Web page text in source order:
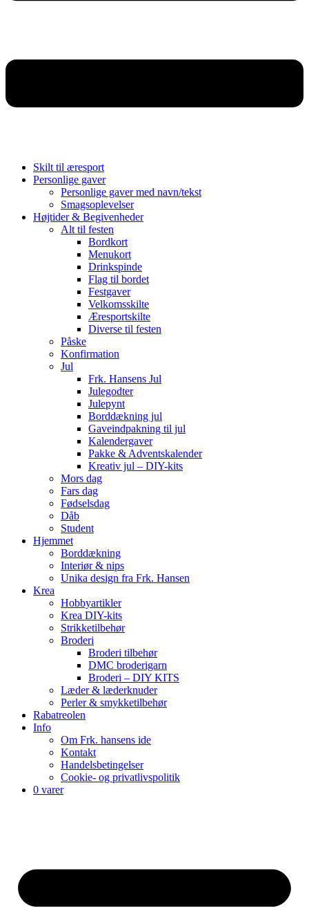
Skilt til æresport
Personlige gaver
Personlige gaver med navn/tekst
Smagsoplevelser
Højtider & Begivenheder
Alt til festen
Bordkort
Menukort
Drinkspinde
Flag til bordet
Festgaver
Velkomsskilte
Æresportskilte
Diverse til festen
Påske
Konfirmation
Jul
Frk. Hansens Jul
Julegodter
Julepynt
Borddækning jul
Gaveindpakning til jul
Kalendergaver
Pakke & Adventskalender
Kreativ jul – DIY-kits
Mors dag
Fars dag
Fødselsdag
Dåb
Student
Hjemmet
Borddækning
Interiør & nips
Unika design fra Frk. Hansen
Krea
Hobbyartikler
Krea DIY-kits
Strikketilbehør
Broderi
Broderi tilbehør
DMC broderigarn
Broderi – DIY KITS
Læder & læderknuder
Perler & smykketilbehør
Rabatreolen
Info
Om Frk. hansens ide
Kontakt
Handelsbetingelser
Cookie- og privatlivspolitik
0 varer